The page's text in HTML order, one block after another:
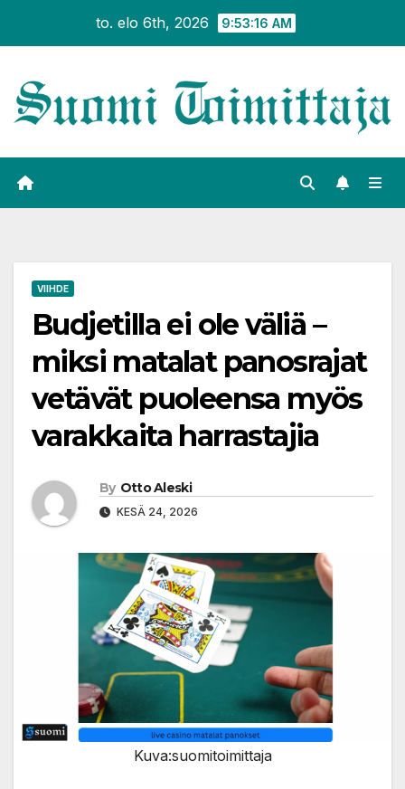
to. elo 6th, 2026 9:53:17 AM
VIIHDE
Budjetilla ei ole väliä –
miksi matalat panosrajat
vetävät puoleensa myös
varakkaita harrastajia
By Otto Aleski
KESÄ 24, 2026
Kuva:suomitoimittaja